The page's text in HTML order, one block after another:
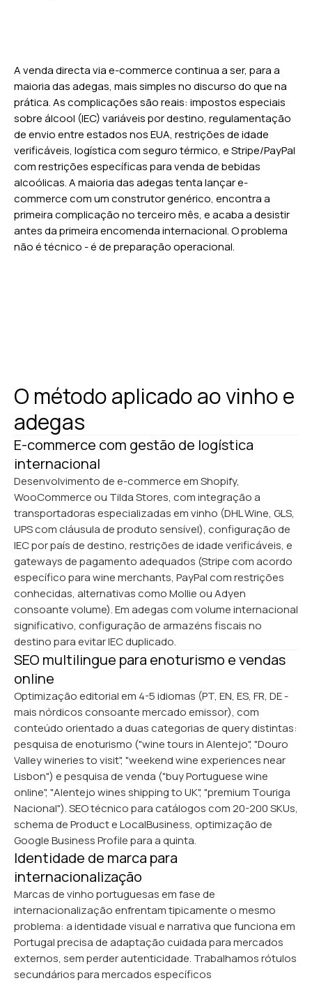
A venda directa via e-commerce continua a ser, para a
maioria das adegas, mais simples no discurso do que na
prática. As complicações são reais: impostos especiais
sobre álcool (IEC) variáveis por destino, regulamentação
de envio entre estados nos EUA, restrições de idade
verificáveis, logística com seguro térmico, e Stripe/PayPal
com restrições específicas para venda de bebidas
alcoólicas. A maioria das adegas tenta lançar e-
commerce com um construtor genérico, encontra a
primeira complicação no terceiro mês, e acaba a desistir
antes da primeira encomenda internacional. O problema
não é técnico - é de preparação operacional.
O método aplicado ao vinho e
adegas
E-commerce com gestão de logística
internacional
Desenvolvimento de e-commerce em Shopify,
WooCommerce ou Tilda Stores, com integração a
transportadoras especializadas em vinho (DHL Wine, GLS,
UPS com cláusula de produto sensível), configuração de
IEC por país de destino, restrições de idade verificáveis, e
gateways de pagamento adequados (Stripe com acordo
específico para wine merchants, PayPal com restrições
conhecidas, alternativas como Mollie ou Adyen
consoante volume). Em adegas com volume internacional
significativo, configuração de armazéns fiscais no
destino para evitar IEC duplicado.
SEO multilingue para enoturismo e vendas
online
Optimização editorial em 4-5 idiomas (PT, EN, ES, FR, DE -
mais nórdicos consoante mercado emissor), com
conteúdo orientado a duas categorias de query distintas:
pesquisa de enoturismo ("wine tours in Alentejo", "Douro
Valley wineries to visit", "weekend wine experiences near
Lisbon") e pesquisa de venda ("buy Portuguese wine
online", "Alentejo wines shipping to UK", "premium Touriga
Nacional"). SEO técnico para catálogos com 20-200 SKUs,
schema de Product e LocalBusiness, optimização de
Google Business Profile para a quinta.
Identidade de marca para
internacionalização
Marcas de vinho portuguesas em fase de
internacionalização enfrentam tipicamente o mesmo
problema: a identidade visual e narrativa que funciona em
Portugal precisa de adaptação cuidada para mercados
externos, sem perder autenticidade. Trabalhamos rótulos
secundários para mercados específicos